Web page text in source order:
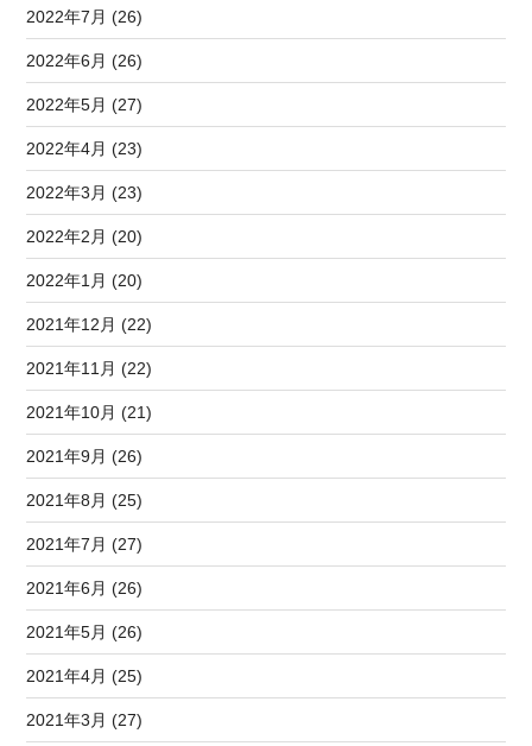
2022年7月 (26)
2022年6月 (26)
2022年5月 (27)
2022年4月 (23)
2022年3月 (23)
2022年2月 (20)
2022年1月 (20)
2021年12月 (22)
2021年11月 (22)
2021年10月 (21)
2021年9月 (26)
2021年8月 (25)
2021年7月 (27)
2021年6月 (26)
2021年5月 (26)
2021年4月 (25)
2021年3月 (27)